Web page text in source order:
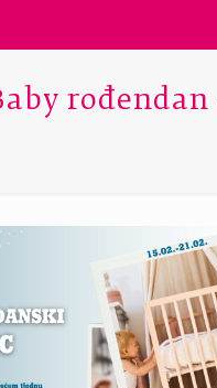
rođendan